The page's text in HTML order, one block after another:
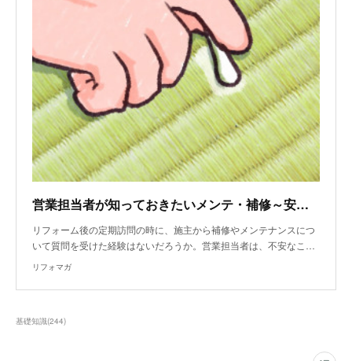
営業担当者が知っておきたいメンテ・補修～安全のためのメンテナンス～
リフォーム後の定期訪問の時に、施主から補修やメンテナンスにつ
いて質問を受けた経験はないだろうか。営業担当者は、不安なこ…
リフォマガ
基礎知識(244)